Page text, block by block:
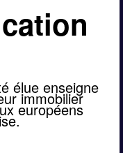
élue enseigne
immobilier
européens